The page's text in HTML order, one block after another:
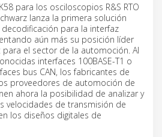
para los osciloscopios R&S RTO
lanza la primera solución
para la interfaz
aún más su posición líder
el sector de la automoción. Al
interfaces 100BASE-T1 o
bus CAN, los fabricantes de
proveedores de automoción de
ahora la posibilidad de analizar y
velocidades de transmisión de
los diseños digitales de